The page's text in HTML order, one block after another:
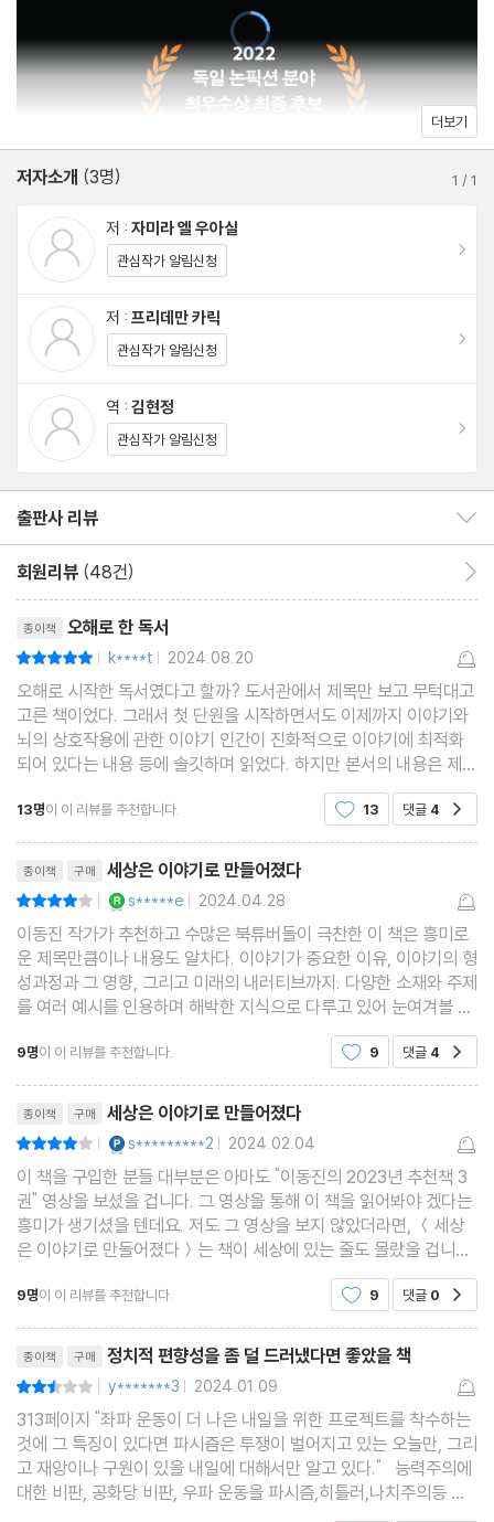
정신의 3D 프린터 : 뇌
역사상 가장 유명한 목마
서사적 자아
다른 시대, 다른 영웅
모두가 왕이다
4. 멘토와의 만남 - 단어 · 문장 · 그림 : 이야기의 수단
무기를 주고 친구를 찾아라
첫 번째 규칙: 규칙은 없다
한 단어 스토리
단어가 지닌 마법
5. 첫 번째 문턱을 넘다 - 인터넷은 우리의 서사를 어떻게 변화시키
는가
아이, 폰I, phone
보는 대로 배운다Monkey see, monkey do
디지털식으로 진영을 형성하다
사춘기
6. 혹독한 테스트 · 동맹자 · 적 - 어떤 서사가 우리 세계를 결정하는
가
내러티브 전쟁
민주주의를 위한 안전한 세상 만들기
최초의 어른 동화 : 호모 이코노미쿠스Homo Economicus
왕의 발명
새로운 동화 : 누구나 자신의 왕관을 만든다
흑인을 만들어내다
피비린내 나는 유대인에 관한 어른 동화
7. 가장 깊은 동굴로 들어가기 - 우파의 영원한 유혹
총체적 적대자
‘포스가 함께 하길May the Force be with you’ - 스파르타 · 스
타워즈 · 디즈니 월드
트럼프와 같은 원시 파시스트 : 거짓말 · 신화 · 허구
더보기
저자소개 (3명) 1 /1
저 : 자미라 엘 우아실
관심작가 알림신청
저 : 프리데만 카릭
관심작가 알림신청
역 : 김현정
관심작가 알림신청
출판사 리뷰
회원리뷰 (48건)
종이책 오해로 한 독서
| k****t | 2024.08.20
오해로 시작한 독서였다고 할까? 도서관에서 제목만 보고 무턱대고
고른 책이었다. 그래서 첫 단원을 시작하면서도 이제까지 이야기와
뇌의 상호작용에 관한 이야기 인간이 진화적으로 이야기에 최적화
되어 있다는 내용 등에 솔깃하며 읽었다. 하지만 본서의 내용은 제목
그대로 인간이 만든 세계의 모든 것은 이야기로 구성되어 있으며 이
야기로 해서 희망을 갖고 이야기로 인해 일어서
13명이 이 리뷰를 추천합니다. 13 댓글 4
종이책 구매 세상은 이야기로 만들어졌다
| s*****e | 2024.04.28
이동진 작가가 추천하고 수많은 북튜버들이 극찬한 이 책은 흥미로
운 제목만큼이나 내용도 알차다. 이야기가 중요한 이유, 이야기의 형
성과정과 그 영향, 그리고 미래의 내러티브까지. 다양한 소재와 주제
를 여러 예시를 인용하며 해박한 지식으로 다루고 있어 눈여겨볼 부
분이 많다.그런데 문제가 있다. 분명 좋은 책 같은데 영 읽히질 않는
다. 열흘이 넘도록 잡고 있어도 진도 빼기가
9명이 이 리뷰를 추천합니다. 9 댓글 4
종이책 구매 세상은 이야기로 만들어졌다
| s*********2 | 2024.02.04
이 책을 구입한 분들 대부분은 아마도 "이동진의 2023년 추천책 3
권" 영상을 보셨을 겁니다. 그 영상을 통해 이 책을 읽어봐야 겠다는
흥미가 생기셨을 텐데요. 저도 그 영상을 보지 않았더라면, ＜세상
은 이야기로 만들어졌다＞는 책이 세상에 있는 줄도 몰랐을 겁니다.
그만큼 이 책을 읽는 데에 있어서 이동진 평론가의 책 소개와 추천이
아주 중요했습니다. 이동진 평론가 영상을
9명이 이 리뷰를 추천합니다. 9 댓글 0
종이책 구매 정치적 편향성을 좀 덜 드러냈다면 좋았을 책
| y*******3 | 2024.01.09
313페이지 "좌파 운동이 더 나은 내일을 위한 프로젝트를 착수하는
것에 그 특징이 있다면 파시즘은 투쟁이 벌어지고 있는 오늘만, 그리
고 재앙이나 구원이 있을 내일에 대해서만 알고 있다." 능력주의에
대한 비판, 공화당 비판, 우파 운동을 파시즘,히틀러,나치주의등 부